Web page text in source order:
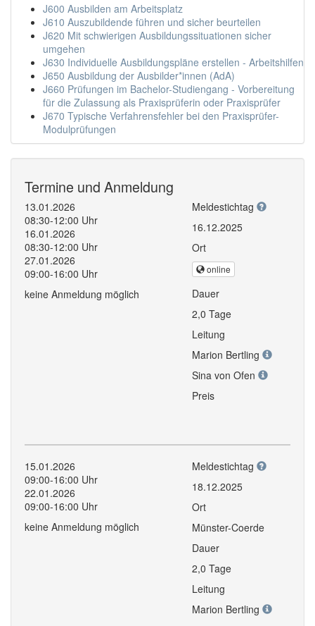
J600 Ausbilden am Arbeitsplatz
J610 Auszubildende führen und sicher beurteilen
J620 Mit schwierigen Ausbildungssituationen sicher
umgehen
J630 Individuelle Ausbildungspläne erstellen - Arbeitshilfen
J650 Ausbildung der Ausbilder*innen (AdA)
J660 Prüfungen im Bachelor-Studiengang - Vorbereitung
für die Zulassung als Praxisprüferin oder Praxisprüfer
J670 Typische Verfahrensfehler bei den Praxisprüfer-
Modulprüfungen
Termine und Anmeldung
13.01.2026
08:30-12:00 Uhr
16.01.2026
08:30-12:00 Uhr
27.01.2026
09:00-16:00 Uhr
keine Anmeldung möglich
Meldestichtag
16.12.2025
Ort
online
Dauer
2,0 Tage
Leitung
Marion Bertling
Sina von Ofen
Preis
15.01.2026
09:00-16:00 Uhr
22.01.2026
09:00-16:00 Uhr
keine Anmeldung möglich
Meldestichtag
18.12.2025
Ort
Münster-Coerde
Dauer
2,0 Tage
Leitung
Marion Bertling